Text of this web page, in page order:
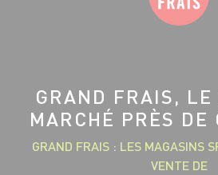
GRAND FRAIS,
MARCHÉ PRÈS DE
GRAND FRAIS : LES MAGASINS
VENTE DE